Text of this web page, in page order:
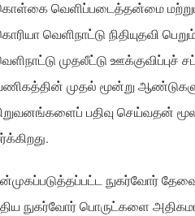
வெளிப்படைத்தன்மை
வெளிநாட்டு நிதியுதவி
முதலீட்டு
முதல் மூன்று
பதிவு செய்வதன்
நுகர்வோர்
நுகர்வோர் பொருட்களை